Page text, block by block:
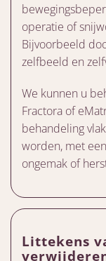
operatie of
Bijvoorbeeld
zelfbeeld en
We kunnen u
Fractora of
behandeling
worden, met
ongemak of
Littekens